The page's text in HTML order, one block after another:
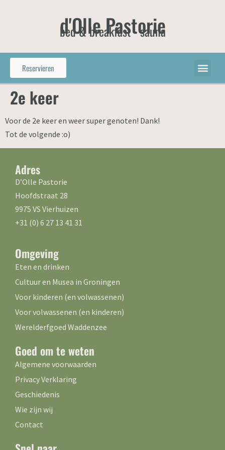
d'Olle Pastorie
bed & breakfast - sauna
Reservieren
2e keer
Voor de 2e keer en weer super genoten! Dank!
Tot de volgende :o)
Adres
D’Olle Pastorie
Hoofdstraat 28
9975 VS Vierhuizen
+31 (0) 6 27 13 41 31
Omgeving
Eten en drinken
Cultuur en Musea in Groningen
Voor kinderen (en volwassenen)
Voor volwassenen (en kinderen)
Werelderfgoed Waddenzee
Goed om te weten
Algemene voorwaarden
Privacy Verklaring
Geschiedenis
Wie zijn wij
Contact